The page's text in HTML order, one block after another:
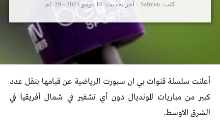
كتب Salman آخر تحديث 19 يونيو 2024 - 1:20م
أعلنت سلسلة قنوات بي ان سبورت الرياضية عن قيامها بنقل عدد
كبير من مباريات المونديال دون أي تشفير في شمال أفريقيا في
الشرق الاوسط.